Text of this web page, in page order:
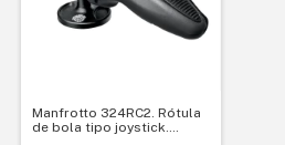
Manfrotto 324RC2. Rótula
de bola tipo joystick.